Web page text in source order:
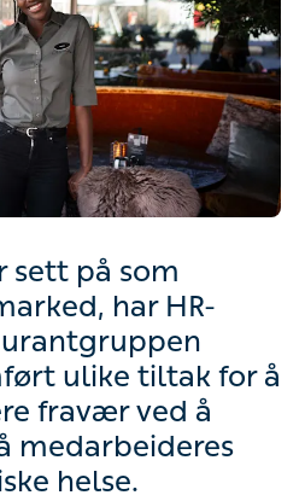
sett på som
har HR-
ulike tiltak for å
fravær ved å
medarbeideres
helse.